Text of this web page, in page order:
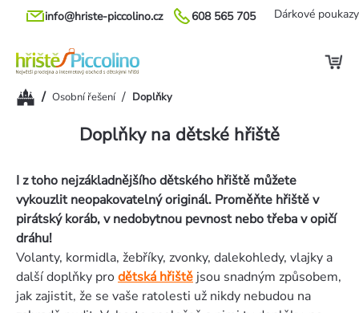
Přejít
608 565 705
info@hriste-piccolino.cz Dárkové poukazy
Domů/ Osobní řešení / Doplňky
Doplňky na dětské hřiště
I z toho nejzákladnějšího dětského hřiště můžete
vykouzlit neopakovatelný originál. Proměňte hřiště v
pirátský koráb, v nedobytnou pevnost nebo třeba v opičí
dráhu!
Volanty, kormidla, žebříky, zvonky, dalekohledy, vlajky a
další doplňky prodětská hřiště jsou snadným způsobem,
jak zajistit, že se vaše ratolesti už nikdy nebudou na